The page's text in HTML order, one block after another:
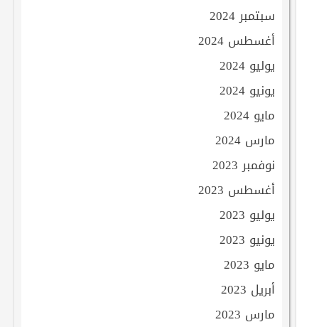
سبتمبر 2024
أغسطس 2024
يوليو 2024
يونيو 2024
مايو 2024
مارس 2024
نوفمبر 2023
أغسطس 2023
يوليو 2023
يونيو 2023
مايو 2023
أبريل 2023
مارس 2023